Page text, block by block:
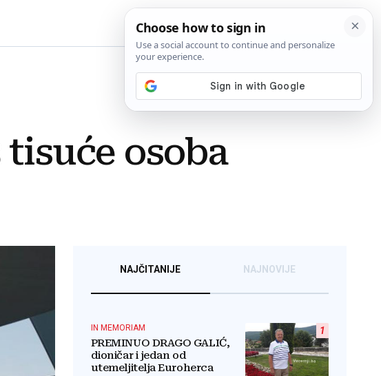
osoba
NAJČITANIJE NAJNOVIJE
1
IN MEMORIAM
PREMINUO DRAGO GALIĆ,
dioničar i jedan od
utemeljitelja Euroherca